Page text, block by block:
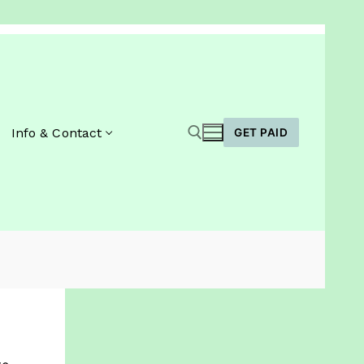
Info & Contact GET PAID